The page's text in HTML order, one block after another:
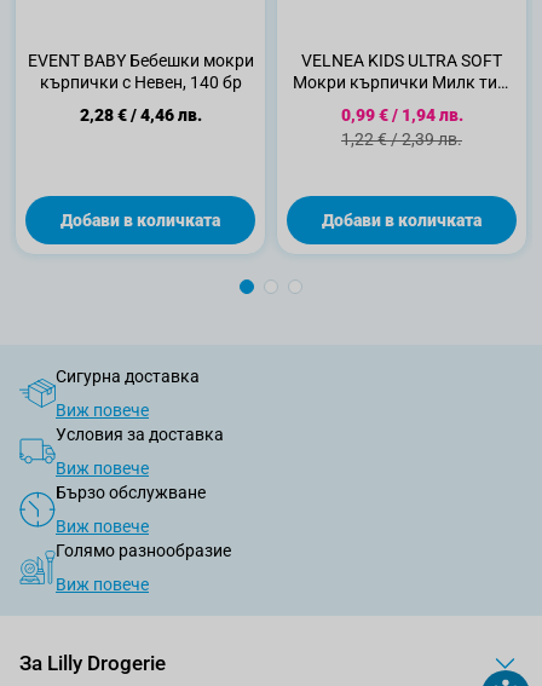
ЕVENT BABY Бебешки мокри
кърпички с Невен, 140 бр
2,28 €/4,46 лв.
Добави в количката
VELNEA KIDS ULTRA SOFT
Мокри кърпички Милк тий,
Специална цена
0,99 €/ 1,94 лв.
Стандартна цена
1,22 €/2,39 лв.
Добави в количката
Сигурна доставка
Виж повече
Условия за доставка
Виж повече
Бързо обслужване
Виж повече
Голямо разнообразие
Виж повече
За Lilly Drogerie